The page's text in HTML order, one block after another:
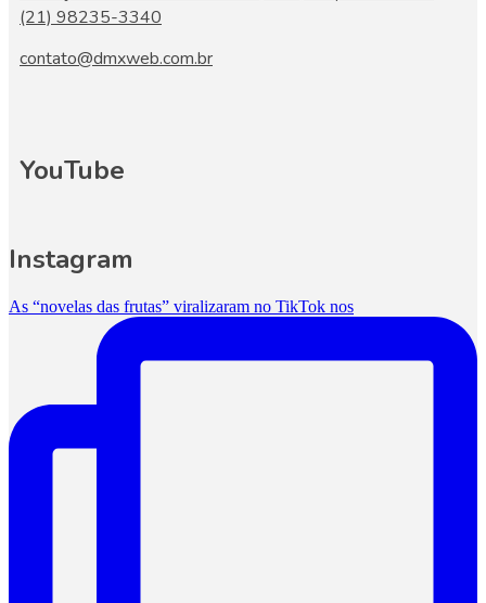
(21) 98235-3340
contato@dmxweb.com.br
YouTube
Instagram
As “novelas das frutas” viralizaram no TikTok nos